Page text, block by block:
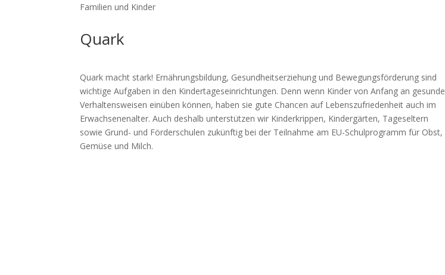
Familien und Kinder
Quark
Quark macht stark! Ernäh­rungs­bildung, Gesund­heits­er­ziehung und Bewe­gungs­för­derung sind
wichtige Aufgaben in den Kinder­ta­ges­ein­rich­tungen. Denn wenn Kinder von Anfang an gesunde
Verhal­tens­weisen einüben können, haben sie gute Chancen auf Lebens­zu­frie­denheit auch im
Erwach­se­nen­alter. Auch deshalb unter­stützen wir Kinder­krippen, Kinder­gärten, Tages­eltern
sowie Grund- und Förder­schulen zukünftig bei der Teil­nahme am EU-Schulprogramm für Obst,
Gemüse und Milch.